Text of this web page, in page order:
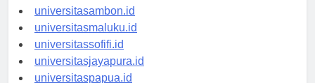
universitasmamuju.id
universitasambon.id
universitasmaluku.id
universitassofifi.id
universitasjayapura.id